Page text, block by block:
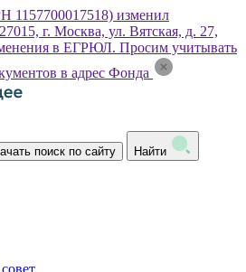
1157700017518) изменил
г. Москва, ул. Вятская, д. 27,
в ЕГРЮЛ. Просим учитывать
в адрес Фонда
поиск по сайту Найти